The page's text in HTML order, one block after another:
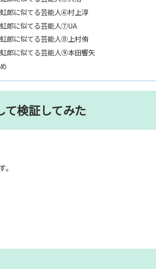
郎に似てる芸能人⑥村上淳
郎に似てる芸能人⑦UA
郎に似てる芸能人⑧上村侑
郎に似てる芸能人⑨本田響矢
検証してみた